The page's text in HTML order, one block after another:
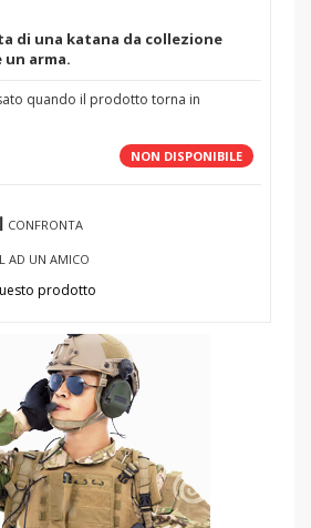
di una katana da collezione
arma.
quando il prodotto torna in
NON DISPONIBILE
CONFRONTA
AD UN AMICO
prodotto